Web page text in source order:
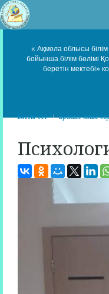
« Ақмола облысы
бойынша білім бөлімі
беретін мектебі»
Басты бет Ерекше білім